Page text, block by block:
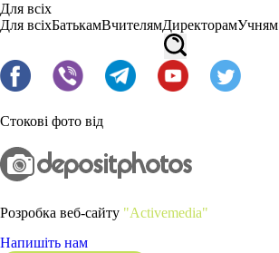
Для всіх
Для всіхБатькамВчителямДиректорамУчням
Стокові фото від
Розробка веб-сайту "Activemedia"
Напишіть нам